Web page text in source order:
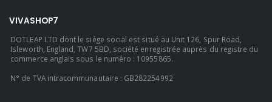
VIVASHOP7
DOTLEAP LTD dont le siège social est situé au Unit 126, Spur Road,
Isleworth, England, TW7 5BD, société enregistrée auprès du registre du
commerce anglais sous le numéro : 10955865.
N° de TVA intracommunautaire : GB282254992